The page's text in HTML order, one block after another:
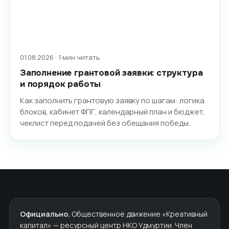
01.08.2026 · 1 мин читать
Заполнение грантовой заявки: структура
и порядок работы
Как заполнить грантовую заявку по шагам: логика
блоков, кабинет ФПГ, календарный план и бюджет,
чеклист перед подачей без обещания победы.
Официально. Общественное движение «Креативный
капитал» — ресурсный центр НКО Удмуртии. Член